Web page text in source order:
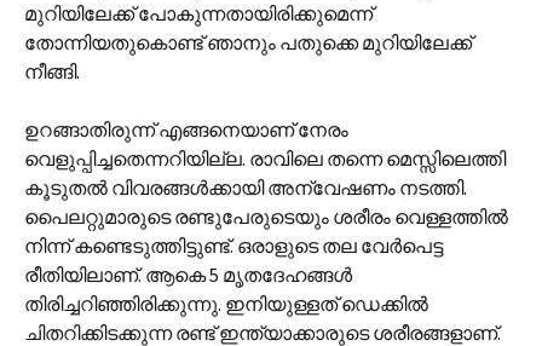
മുറിയിലേക്ക് പോകുന്നതായിരിക്കുമെന്ന്
തോന്നിയതുകൊണ്ട് ഞാനും പതുക്കെ മുറിയിലേക്ക്
നീങ്ങി.
ഉറങ്ങാതിരുന്ന് എങ്ങനെയാണ് നേരം
വെളുപ്പിച്ചതെന്നറിയില്ല. രാവിലെ തന്നെ മെസ്സിലെത്തി
കൂടുതല്‍ വിവരങ്ങള്‍ക്കായി അന്വേഷണം നടത്തി.
പൈലറ്റുമാരുടെ രണ്ടുപേരുടെയും ശരീരം വെള്ളത്തില്‍
നിന്ന് കണ്ടെടുത്തിട്ടുണ്ട്. ഒരാളുടെ തല വേര്‍പെട്ട
രീതിയിലാണ്. ആകെ 5 മൃതദേഹങ്ങള്‍
തിരിച്ചറിഞ്ഞിരിക്കുന്നു. ഇനിയുള്ളത് ഡെക്കില്‍
ചിതറിക്കിടക്കുന്ന രണ്ട് ഇന്ത്യാക്കാരുടെ ശരീരങ്ങളാണ്.